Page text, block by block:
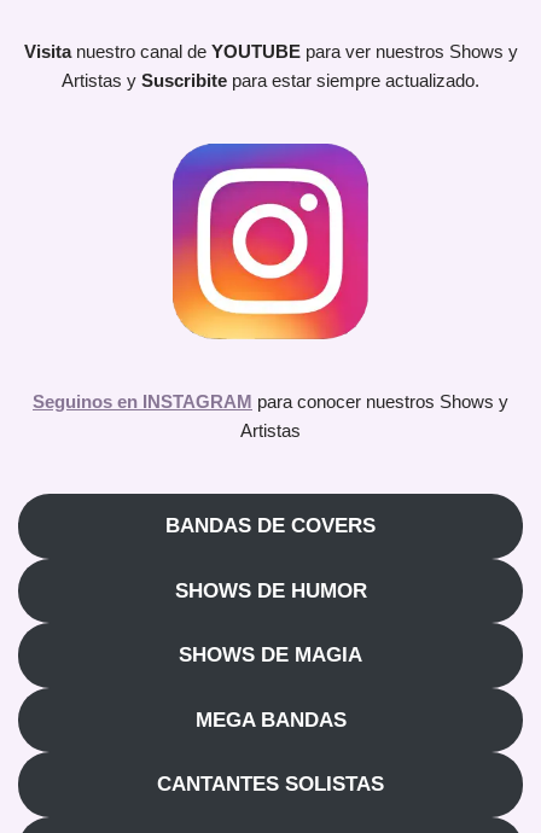
Visita nuestro canal de YOUTUBEpara ver nuestros Shows y
Artistas y Suscribite para estar siempre actualizado.
Seguinos en INSTAGRAM para conocer nuestros Shows y
Artistas
BANDAS DE COVERS
SHOWS DE HUMOR
SHOWS DE MAGIA
MEGA BANDAS
CANTANTES SOLISTAS